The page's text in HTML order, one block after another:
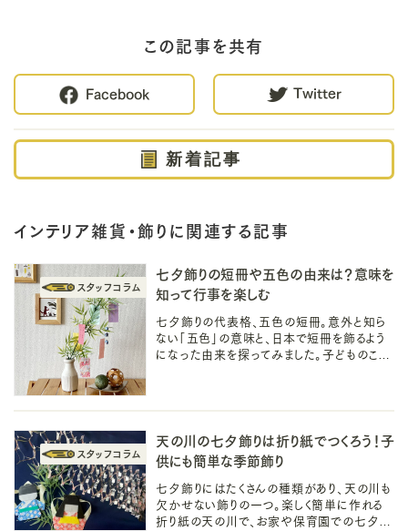
この記事を共有
Facebook Twitter
新着記事
インテリア雑貨・飾りに関連する記事
七夕飾りの短冊や五色の由来は？意味を
知って行事を楽しむ
七夕飾りの代表格、五色の短冊。意外と知ら
ない「五色」の意味と、日本で短冊を飾るよう
になった由来を探ってみました。子どものころ
天の川の七夕飾りは折り紙でつくろう！子
供にも簡単な季節飾り
七夕飾りにはたくさんの種類があり、天の川も
欠かせない飾りの一つ。楽しく簡単に作れる
折り紙の天の川で、お家や保育園での七夕を